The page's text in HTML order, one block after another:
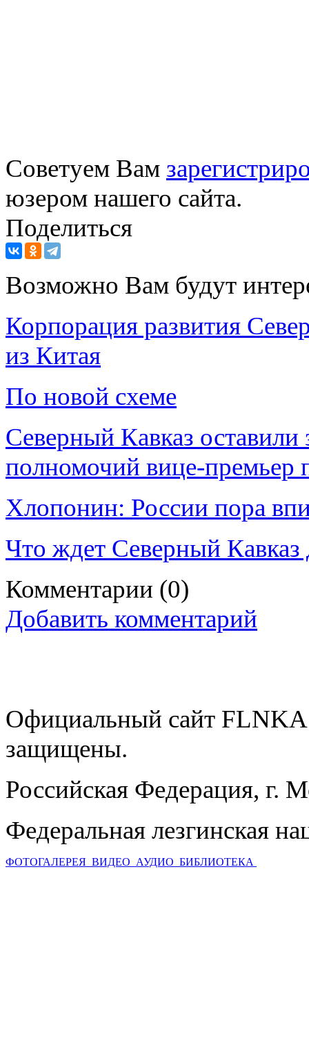
Советуем Вам
юзером нашего сайта.
Поделиться
Возможно Вам будут
Корпорация развития
из Китая
По новой схеме
Северный Кавказ
полномочий вице-премьер
Хлопонин: России пора
Что ждет Северный Кавказ
Комментарии (0)
Добавить комментарий
Официальный сайт
защищены.
Российская Федерация, г.
Федеральная лезгинская
ФОТОГАЛЕРЕЯ ВИДЕО АУДИО БИБЛИОТЕКА